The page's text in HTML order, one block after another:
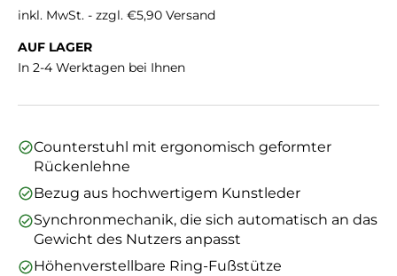
inkl. MwSt. - zzgl. €5,90 Versand
AUF LAGER
In 2-4 Werktagen bei Ihnen
Counterstuhl mit ergonomisch geformter
Rückenlehne
Bezug aus hochwertigem Kunstleder
Synchronmechanik, die sich automatisch an das
Gewicht des Nutzers anpasst
Höhenverstellbare Ring-Fußstütze